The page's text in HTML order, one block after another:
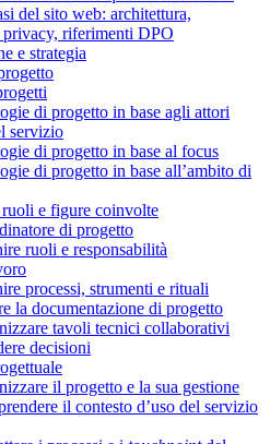
del sito web: architettura,
riferimenti DPO
e strategia
di progetto in base agli attori
servizio
di progetto in base al focus
di progetto in base all’ambito di
e figure coinvolte
di progetto
ruoli e responsabilità
processi, strumenti e rituali
la documentazione di progetto
tavoli tecnici collaborativi
decisioni
il progetto e la sua gestione
il contesto d’uso del servizio